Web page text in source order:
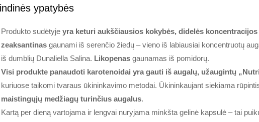
ypatybės
Produkto sudėtyjeyra keturi aukščiausios kokybės, didelės
zeaksantinas gaunami iš serenčio žiedų – vieno iš labiausiai koncentruotų
iš dumblių Dunaliella Salina. Likopenas gaunamas iš pomidorų.
Visi produkte panaudoti karotenoidai yra gauti iš augalų, užaugintų
kuriuose taikomi tvaraus ūkininkavimo metodai. Ūkininkaujant siekiama
maistingųjų medžiagų turinčius augalus.
Kartą per dieną vartojama ir lengvai nuryjama minkšta gelinė kapsulė – tai